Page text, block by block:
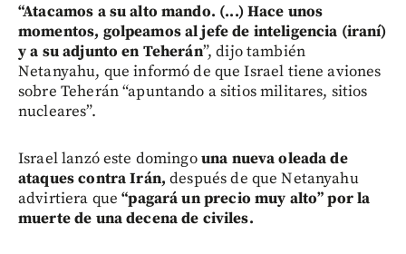
“Atacamos a su alto mando. (...) Hace unos
momentos, golpeamos al jefe de inteligencia (iraní)
y a su adjunto en Teherán”, dijo también
Netanyahu, que informó de que Israel tiene aviones
sobre Teherán “apuntando a sitios militares, sitios
nucleares”.
Israel lanzó este domingouna nueva oleada de
ataques contra Irán, después de que Netanyahu
advirtiera que “pagará un precio muy alto” por la
muerte de una decena de civiles.